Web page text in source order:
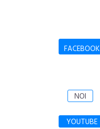
FACEBOOK
NOI
YOUTUBE